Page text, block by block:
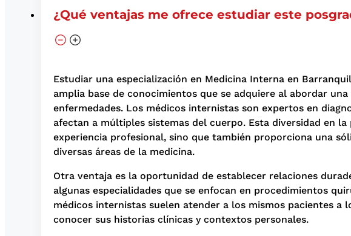
¿Qué ventajas me ofrece estudiar este
Estudiar una especialización en Medicina Interna en
amplia base de conocimientos que se adquiere al abordar
enfermedades. Los médicos internistas son expertos en
afectan a múltiples sistemas del cuerpo. Esta diversidad en
experiencia profesional, sino que también proporciona una
diversas áreas de la medicina.
Otra ventaja es la oportunidad de establecer relaciones
algunas especialidades que se enfocan en procedimientos
médicos internistas suelen atender a los mismos pacientes a
conocer sus historias clínicas y contextos personales.